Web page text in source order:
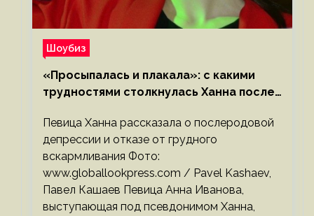
Шоубиз
«Просыпалась и плакала»: с какими
трудностями столкнулась Ханна после
Певица Ханна рассказала о послеродовой
депрессии и отказе от грудного
вскармливания Фото:
www.globallookpress.com / Pavel Kashaev,
Павел Кашаев Певица Анна Иванова,
выступающая под псевдонимом Ханна,